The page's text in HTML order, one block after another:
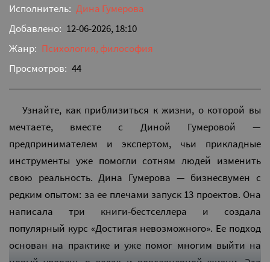
Исполнитель: Дина Гумерова
Добавлено: 12-06-2026, 18:10
Жанр: Психология, философия
Просмотров: 44
Узнайте, как приблизиться к жизни, о которой вы
мечтаете, вместе с Диной Гумеровой —
предпринимателем и экспертом, чьи прикладные
инструменты уже помогли сотням людей изменить
свою реальность. Дина Гумерова — бизнесвумен с
редким опытом: за ее плечами запуск 13 проектов. Она
написала три книги-бестселлера и создала
популярный курс «Достигая невозможного». Ее подход
основан на практике и уже помог многим выйти на